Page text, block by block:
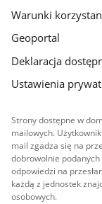
Warunki
Geoportal
Deklaracja
Ustawienia
Strony dostępne w
mailowych.
mail zgadza się na
dobrowolnie podanych
odpowiedzi na
każdą z jednostek
osobowych.